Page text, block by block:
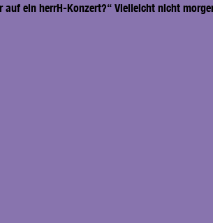
ein herrH-Konzert?“ Vielleicht nicht